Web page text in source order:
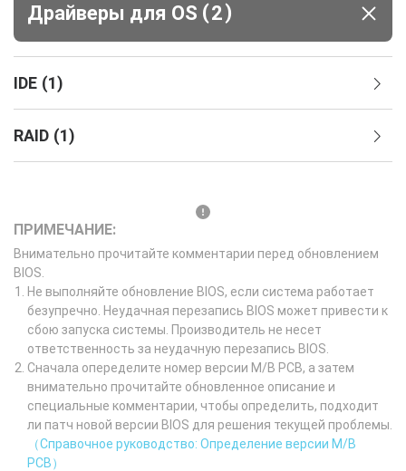
Драйверы для ОS (2)
IDE (1)
RAID (1)
ПРИМЕЧАНИЕ:
Внимательно прочитайте комментарии перед обновлением
BIOS.
Не выполняйте обновление BIOS, если система работает
безупречно. Неудачная перезапись BIOS может привести к
сбою запуска системы. Производитель не несет
ответственность за неудачную перезапись BIOS.
Сначала опеределите номер версии M/B PCB, а затем
внимательно прочитайте обновленное описание и
специальные комментарии, чтобы определить, подходит
ли патч новой версии BIOS для решения текущей проблемы.
（Справочное руководство: Определение версии M/B
PCB）